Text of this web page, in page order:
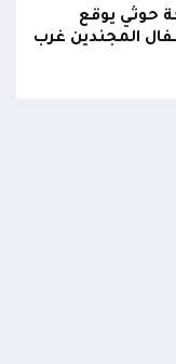
مهيب لجثمان الشهيد
يحيى وحيش قائد
حوثي يوقع
المجندين غرب